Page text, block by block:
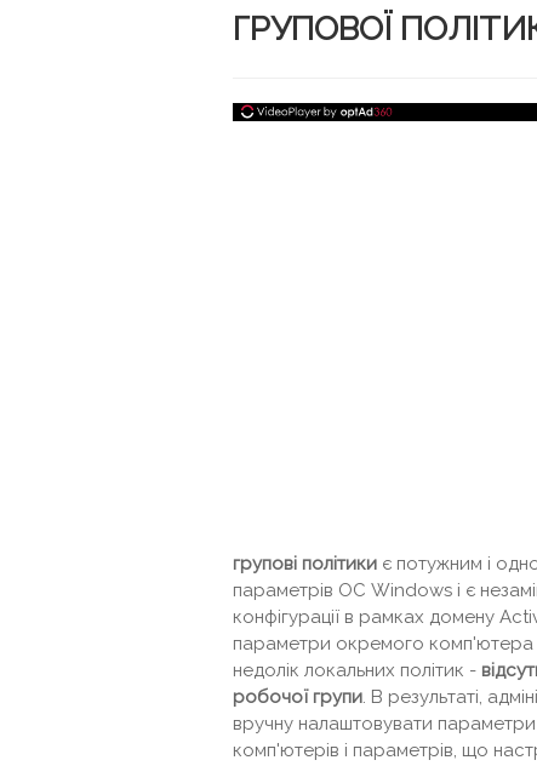
ГРУПОВОЇ
групові політики є потужним і
параметрів ОС Windows і є
конфігурації в рамках домену
параметри окремого комп'ютера
недолік локальних політик -
робочої групи. В результаті,
вручну налаштовувати параметри
комп'ютерів і параметрів, що